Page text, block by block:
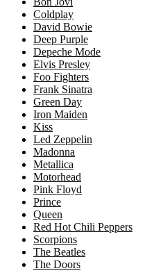
Coldplay
David Bowie
Deep Purple
Depeche Mode
Elvis Presley
Foo Fighters
Frank Sinatra
Green Day
Iron Maiden
Kiss
Led Zeppelin
Madonna
Metallica
Motorhead
Pink Floyd
Prince
Queen
Red Hot Chili Peppers
Scorpions
The Beatles
The Doors